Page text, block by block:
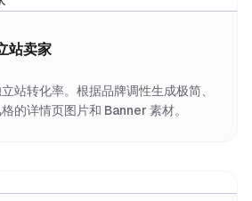
站卖家
站转化率。根据品牌调性生成极简、
的详情页图片和 Banner 素材。